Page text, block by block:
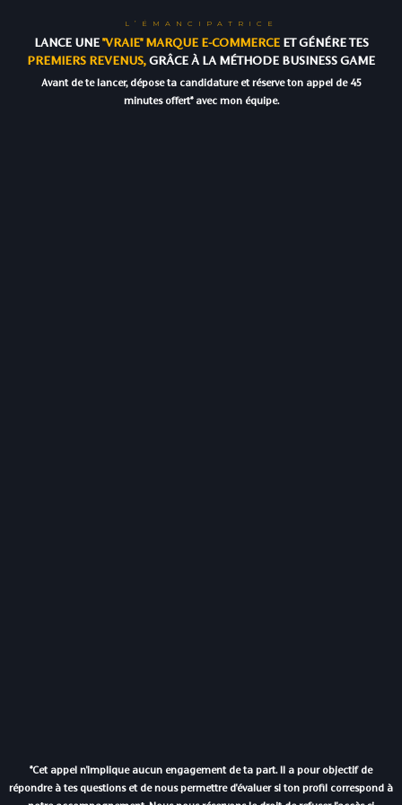
L’ÉMANCIPATRICE
LANCE UNE"VRAIE" MARQUE E-COMMERCEET GÉNÉRE TES
PREMIERS REVENUS,GRÂCE À LA MÉTHODE BUSINESS GAME
Avant de te lancer, dépose ta candidature et réserve ton appel de 45
minutes offert* avec mon équipe.
*Cet appel n'implique aucun engagement de ta part. Il a pour objectif de
répondre à tes questions et de nous permettre d'évaluer si ton profil correspond à